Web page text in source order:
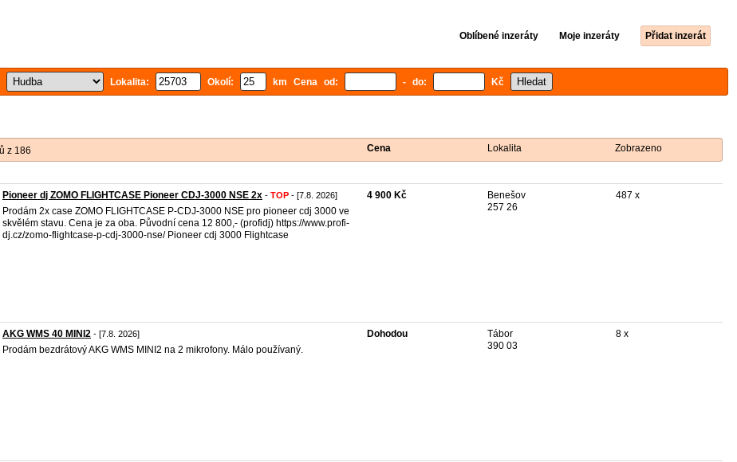
Oblíbené inzeráty Moje inzeráty Přidat inzerát
Lokalita: Okolí: km Cena od: - do: Kč
z 186 Cena Lokalita Zobrazeno
Pioneer dj ZOMO FLIGHTCASE Pioneer CDJ-3000 NSE 2x - TOP - [7.8. 2026]
Prodám 2x case ZOMO FLIGHTCASE P-CDJ-3000 NSE pro pioneer cdj 3000 ve
skvělém stavu. Cena je za oba. Původní cena 12 800,- (profidj) https://www.profi-
dj.cz/zomo-flightcase-p-cdj-3000-nse/ Pioneer cdj 3000 Flightcase
4 900 Kč
Benešov
257 26
487 x
AKG WMS 40 MINI2 - [7.8. 2026]
Prodám bezdrátový AKG WMS MINI2 na 2 mikrofony. Málo používaný.
Dohodou
Tábor
390 03
8 x